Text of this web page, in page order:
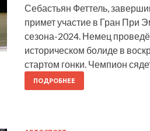
Себастьян Феттель,
примет участие в Гран При
сезона-2024. Немец
историческом болиде в
стартом гонки. Чемпион
ПОДРОБНЕЕ